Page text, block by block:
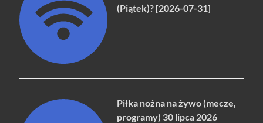
(Piątek)? [2026-07-31]
Piłka nożna na żywo (mecze,
programy) 30 lipca 2026